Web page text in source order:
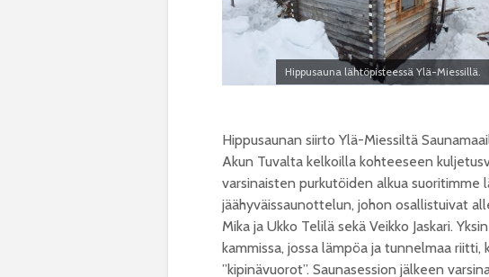
Hippusauna lähtöpisteessä Ylä-Miessillä.
Hippusaunan siirto Ylä-Miessiltä
Akun Tuvalta kelkoilla kohteeseen
varsinaisten purkutöiden alkua suoritimme
jäähyväissaunottelun, johon osallistuivat
Mika ja Ukko Telilä sekä Veikko Jaskari.
kammissa, jossa lämpöa ja tunnelmaa
”kipinävuorot”. Saunasession jälkeen